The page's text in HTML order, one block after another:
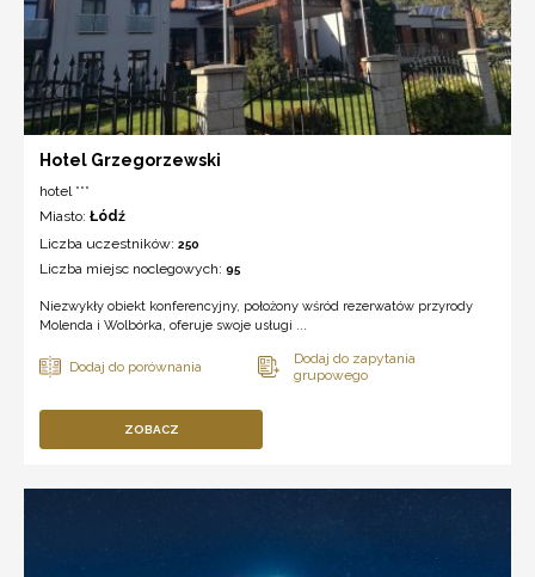
Hotel Grzegorzewski
hotel ***
Miasto: Łódź
Liczba uczestników: 250
Liczba miejsc noclegowych: 95
Niezwykły obiekt konferencyjny, położony wśród rezerwatów przyrody
Molenda i Wolbórka, oferuje swoje usługi ...
ZOBACZ